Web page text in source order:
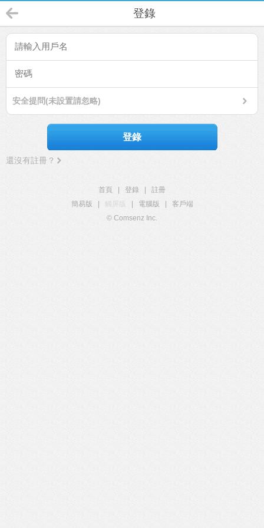
登錄
安全提問(未設置請忽略)
登錄
還沒有註冊？
首頁 登錄
註冊
簡易版
觸屏版 電腦版
客戶端
© Comsenz Inc.